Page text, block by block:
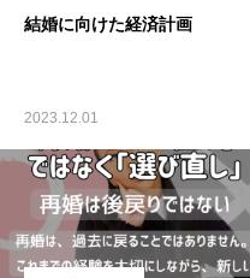
結婚に向けた経済計画
2023.12.01